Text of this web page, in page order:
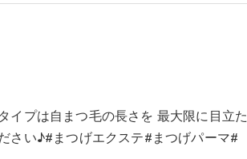
イプは自まつ毛の長さを 最大限に目立た
さい♪#まつげエクステ#まつげパーマ#